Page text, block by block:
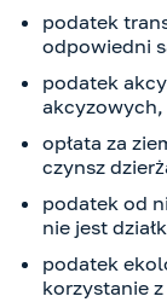
podatek
odpowiedni
podatek
akcyzowych,
opłata za
czynsz
podatek od
nie jest
podatek
korzystanie